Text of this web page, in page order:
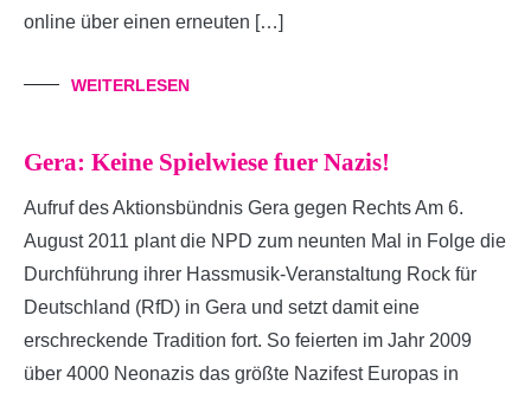
online über einen erneuten […]
WEITERLESEN
Gera: Keine Spielwiese fuer Nazis!
Aufruf des Aktionsbündnis Gera gegen Rechts Am 6.
August 2011 plant die NPD zum neunten Mal in Folge die
Durchführung ihrer Hassmusik-Veranstaltung Rock für
Deutschland (RfD) in Gera und setzt damit eine
erschreckende Tradition fort. So feierten im Jahr 2009
über 4000 Neonazis das größte Nazifest Europas in